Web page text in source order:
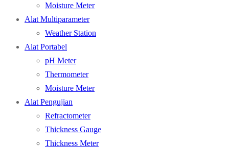
Moisture Meter
Alat Multiparameter
Weather Station
Alat Portabel
pH Meter
Thermometer
Moisture Meter
Alat Pengujian
Refractometer
Thickness Gauge
Thickness Meter